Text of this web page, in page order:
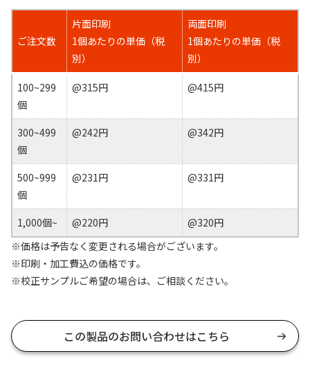
ご注文数
片面印刷
1個あたりの単価（税
別）
両面印刷
1個あたりの単価（税
別）
100~299
個
@315円 @415円
300~499
個
@242円 @342円
500~999
個
@231円 @331円
1,000個~ @220円
@320円
※価格は予告なく変更される場合がございます。
※印刷・加工費込の価格です。
※校正サンプルご希望の場合は、ご相談ください。
この製品のお問い合わせはこちら